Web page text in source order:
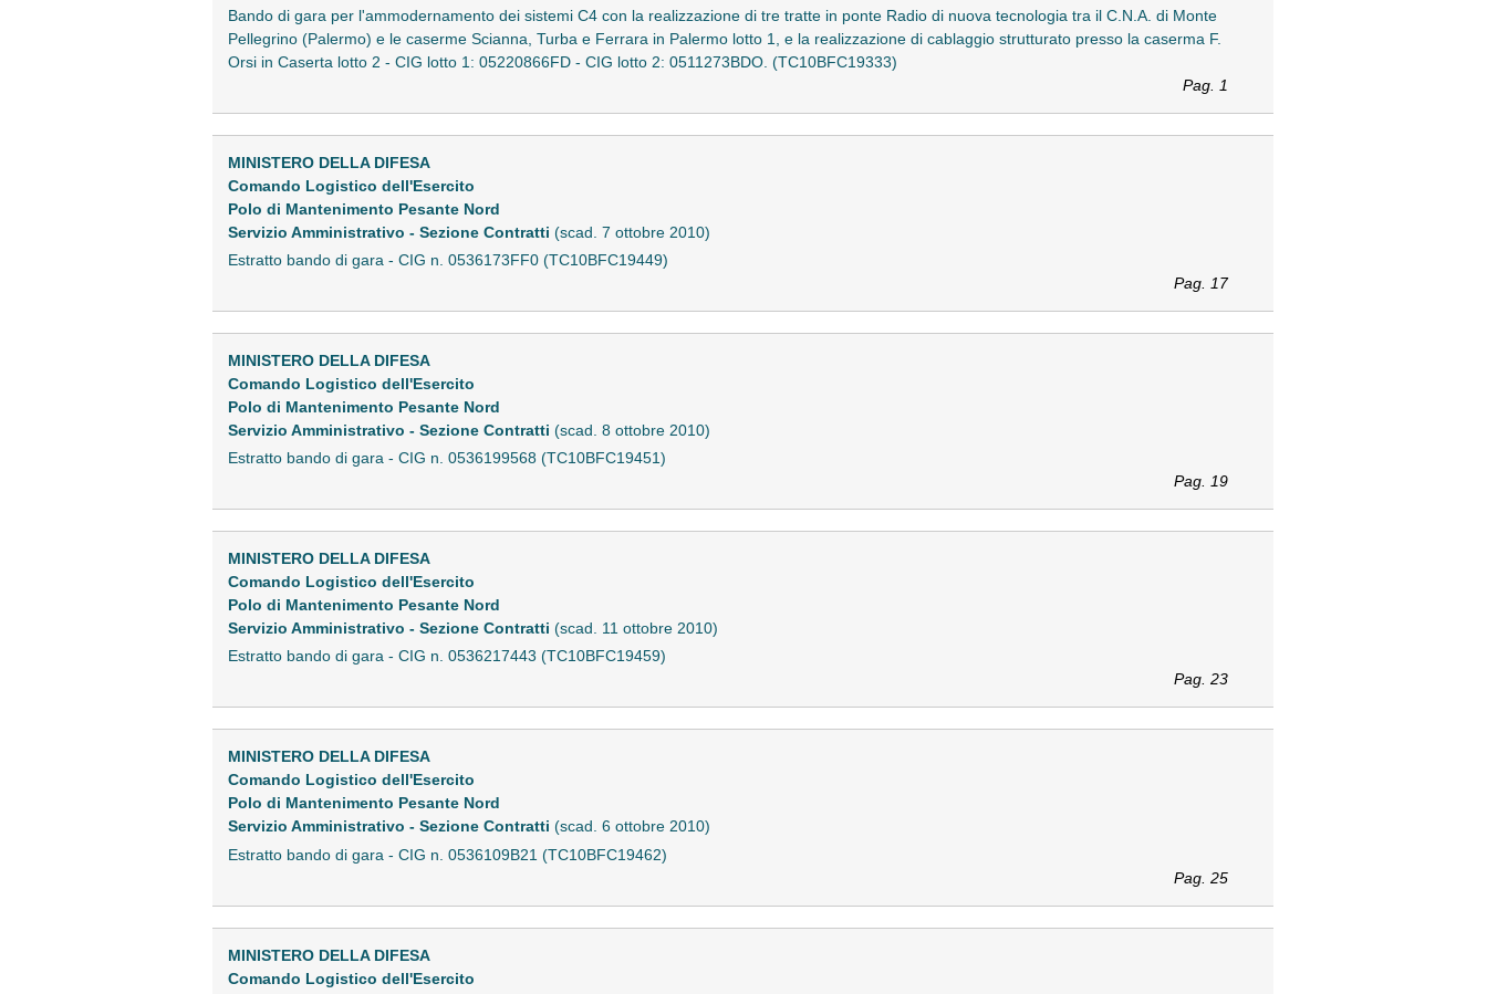
Bando di gara per l'ammodernamento dei sistemi C4 con la realizzazione di tre tratte in ponte Radio di nuova tecnologia tra il C.N.A. di Monte
Pellegrino (Palermo) e le caserme Scianna, Turba e Ferrara in Palermo lotto 1, e la realizzazione di cablaggio strutturato presso la caserma F.
Orsi in Caserta lotto 2 - CIG lotto 1: 05220866FD - CIG lotto 2: 0511273BDO. (TC10BFC19333)
Pag. 1
MINISTERO DELLA DIFESA
Comando Logistico dell'Esercito
Polo di Mantenimento Pesante Nord
Servizio Amministrativo - Sezione Contratti (scad. 7 ottobre 2010)
Estratto bando di gara - CIG n. 0536173FF0 (TC10BFC19449)
Pag. 17
MINISTERO DELLA DIFESA
Comando Logistico dell'Esercito
Polo di Mantenimento Pesante Nord
Servizio Amministrativo - Sezione Contratti (scad. 8 ottobre 2010)
Estratto bando di gara - CIG n. 0536199568 (TC10BFC19451)
Pag. 19
MINISTERO DELLA DIFESA
Comando Logistico dell'Esercito
Polo di Mantenimento Pesante Nord
Servizio Amministrativo - Sezione Contratti (scad. 11 ottobre 2010)
Estratto bando di gara - CIG n. 0536217443 (TC10BFC19459)
Pag. 23
MINISTERO DELLA DIFESA
Comando Logistico dell'Esercito
Polo di Mantenimento Pesante Nord
Servizio Amministrativo - Sezione Contratti (scad. 6 ottobre 2010)
Estratto bando di gara - CIG n. 0536109B21 (TC10BFC19462)
Pag. 25
MINISTERO DELLA DIFESA
Comando Logistico dell'Esercito